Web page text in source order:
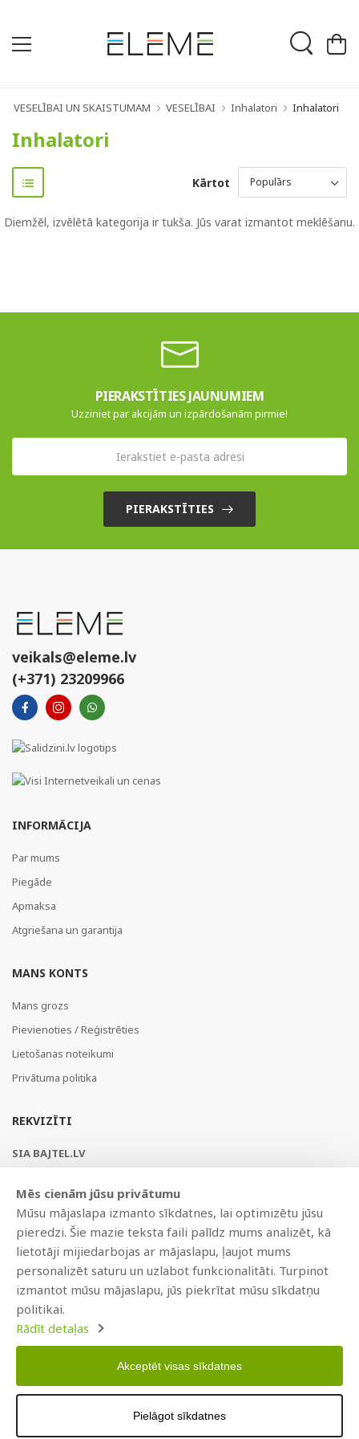
VESELĪBAI UN SKAISTUMAM VESELĪBAI Inhalatori Inhalatori
Inhalatori
Kārtot
Diemžēl, izvēlētā kategorija ir tukša. Jūs varat izmantot meklēšanu.
PIERAKSTĪTIES JAUNUMIEM
Uzziniet par akcijām un izpārdošanām pirmie!
PIERAKSTĪTIES
veikals@eleme.lv
(+371) 23209966
INFORMĀCIJA
Par mums
Piegāde
Apmaksa
Atgriešana un garantija
MANS KONTS
Mans grozs
Pievienoties / Reģistrēties
Lietošanas noteikumi
Privātuma politika
REKVIZĪTI
SIA BAJTEL.LV
Brīvības gatve 214b, Rīga, LV-1039, Latvija
AS Swedbank, HABALV22
LV53HABA0551019240274
Izstrādāts
Mēs cienām jūsu privātumu
Mūsu mājaslapa izmanto sīkdatnes, lai optimizētu jūsu
pieredzi. Šie mazie teksta faili palīdz mums analizēt, kā
lietotāji mijiedarbojas ar mājaslapu, ļaujot mums
personalizēt saturu un uzlabot funkcionalitāti. Turpinot
izmantot mūsu mājaslapu, jūs piekrītat mūsu sīkdatņu
politikai.
Rādīt detaļas
Akceptēt visas sīkdatnes
Pielāgot sīkdatnes